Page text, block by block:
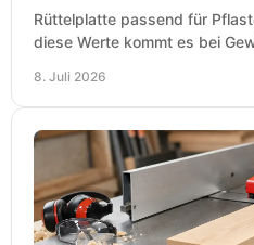
Rüttelplatte passend für
diese Werte kommt es bei
8. Juli 2026